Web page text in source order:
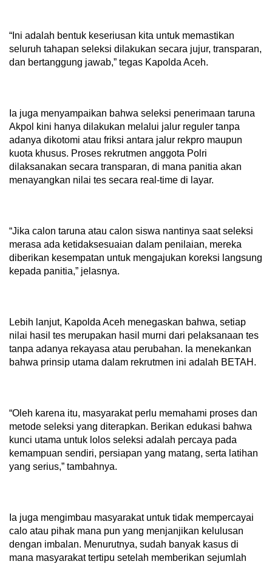
“Ini adalah bentuk keseriusan kita untuk memastikan
seluruh tahapan seleksi dilakukan secara jujur, transparan,
dan bertanggung jawab,” tegas Kapolda Aceh.
Ia juga menyampaikan bahwa seleksi penerimaan taruna
Akpol kini hanya dilakukan melalui jalur reguler tanpa
adanya dikotomi atau friksi antara jalur rekpro maupun
kuota khusus. Proses rekrutmen anggota Polri
dilaksanakan secara transparan, di mana panitia akan
menayangkan nilai tes secara real-time di layar.
“Jika calon taruna atau calon siswa nantinya saat seleksi
merasa ada ketidaksesuaian dalam penilaian, mereka
diberikan kesempatan untuk mengajukan koreksi langsung
kepada panitia,” jelasnya.
Lebih lanjut, Kapolda Aceh menegaskan bahwa, setiap
nilai hasil tes merupakan hasil murni dari pelaksanaan tes
tanpa adanya rekayasa atau perubahan. Ia menekankan
bahwa prinsip utama dalam rekrutmen ini adalah BETAH.
“Oleh karena itu, masyarakat perlu memahami proses dan
metode seleksi yang diterapkan. Berikan edukasi bahwa
kunci utama untuk lolos seleksi adalah percaya pada
kemampuan sendiri, persiapan yang matang, serta latihan
yang serius,” tambahnya.
Ia juga mengimbau masyarakat untuk tidak mempercayai
calo atau pihak mana pun yang menjanjikan kelulusan
dengan imbalan. Menurutnya, sudah banyak kasus di
mana masyarakat tertipu setelah memberikan sejumlah